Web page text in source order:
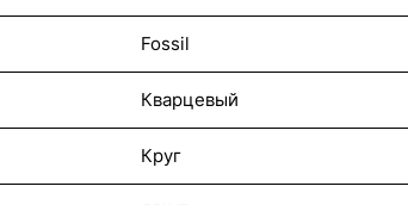
Fossil
Кварцевый
Круг